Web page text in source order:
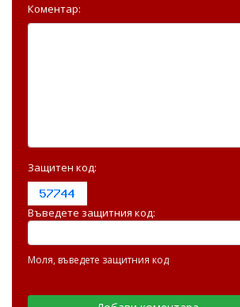
Коментар:
Защитен код:
Въведете защитния код:
Моля, въведете защитния код